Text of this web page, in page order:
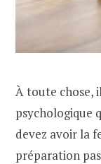
À toute chose,
psychologique
devez avoir la
préparation